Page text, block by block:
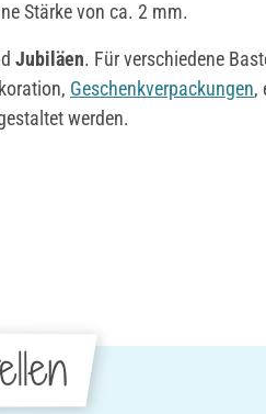
Stärke von ca. 2 mm.
Jubiläen. Für verschiedene
Geschenkverpackungen,
werden.